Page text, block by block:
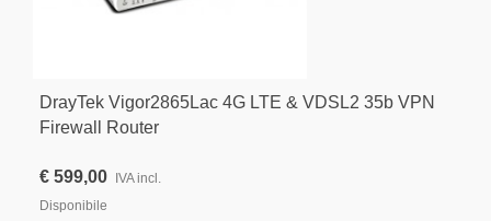
DrayTek Vigor2865Lac 4G LTE & VDSL2 35b VPN
Firewall Router
€ 599,00 IVA incl.
Disponibile